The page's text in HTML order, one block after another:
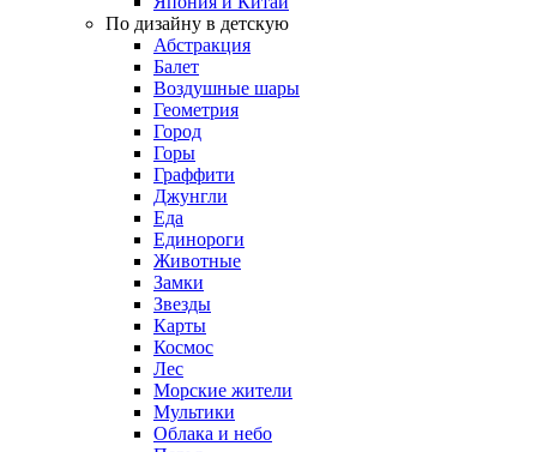
По дизайну в детскую
Абстракция
Балет
Воздушные шары
Геометрия
Город
Горы
Граффити
Джунгли
Еда
Единороги
Животные
Замки
Звезды
Карты
Космос
Лес
Морские жители
Мультики
Облака и небо